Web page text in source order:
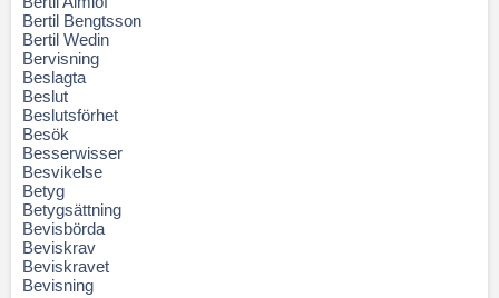
Bertil Bengtsson
Bertil Wedin
Bervisning
Beslagta
Beslut
Beslutsförhet
Besök
Besserwisser
Besvikelse
Betyg
Betygsättning
Bevisbörda
Beviskrav
Beviskravet
Bevisning